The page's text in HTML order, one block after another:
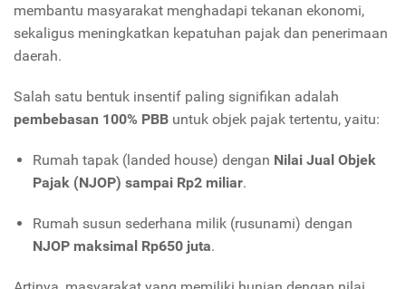
membantu masyarakat menghadapi tekanan ekonomi,
sekaligus meningkatkan kepatuhan pajak dan penerimaan
daerah.
Salah satu bentuk insentif paling signifikan adalah
pembebasan 100% PBB untuk objek pajak tertentu, yaitu:
Rumah tapak (landed house) dengan Nilai Jual Objek
Pajak (NJOP) sampai Rp2 miliar.
Rumah susun sederhana milik (rusunami) dengan
NJOP maksimal Rp650 juta.